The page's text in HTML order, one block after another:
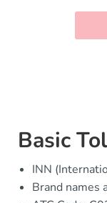
Basic
INN
Brand names